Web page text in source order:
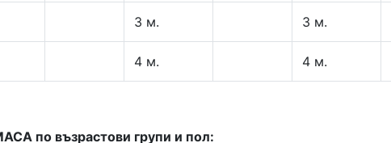
3 м. 3 м.
4 м. 4 м.
по възрастови групи и пол: